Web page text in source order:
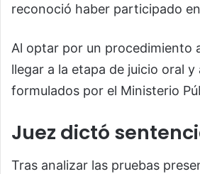
reconoció haber participado
Al optar por un procedimiento
llegar a la etapa de juicio oral
formulados por el Ministerio
Juez dictó
Tras analizar las pruebas